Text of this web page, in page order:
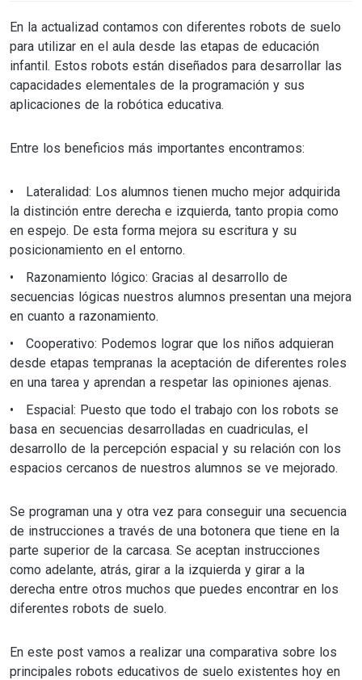
En la actualizad contamos con diferentes robots de suelo
para utilizar en el aula desde las etapas de educación
infantil. Estos robots están diseñados para desarrollar las
capacidades elementales de la programación y sus
aplicaciones de la robótica educativa.
Entre los beneficios más importantes encontramos:
Lateralidad: Los alumnos tienen mucho mejor adquirida
la distinción entre derecha e izquierda, tanto propia como
en espejo. De esta forma mejora su escritura y su
posicionamiento en el entorno.
Razonamiento lógico: Gracias al desarrollo de
secuencias lógicas nuestros alumnos presentan una mejora
en cuanto a razonamiento.
Cooperativo: Podemos lograr que los niños adquieran
desde etapas tempranas la aceptación de diferentes roles
en una tarea y aprendan a respetar las opiniones ajenas.
Espacial: Puesto que todo el trabajo con los robots se
basa en secuencias desarrolladas en cuadriculas, el
desarrollo de la percepción espacial y su relación con los
espacios cercanos de nuestros alumnos se ve mejorado.
Se programan una y otra vez para conseguir una secuencia
de instrucciones a través de una botonera que tiene en la
parte superior de la carcasa. Se aceptan instrucciones
como adelante, atrás, girar a la izquierda y girar a la
derecha entre otros muchos que puedes encontrar en los
diferentes robots de suelo.
En este post vamos a realizar una comparativa sobre los
principales robots educativos de suelo existentes hoy en